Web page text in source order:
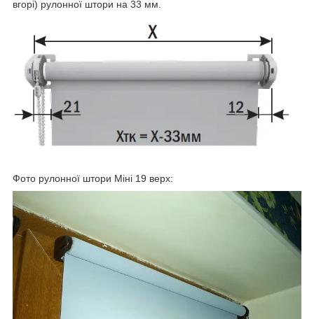
вгорі) рулонної штори на 33 мм.
Фото рулонної штори Міні 19 верх: